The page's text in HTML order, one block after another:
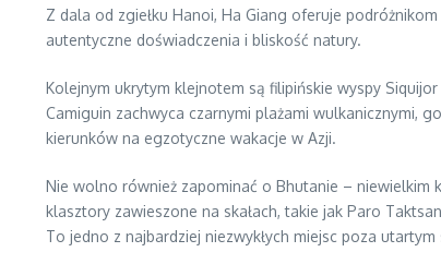
Z dala od zgiełku Hanoi, Ha Giang oferuje
autentyczne doświadczenia i bliskość natury.
Kolejnym ukrytym klejnotem są filipińskie wyspy
Camiguin zachwyca czarnymi plażami wulkanicznymi,
kierunków na egzotyczne wakacje w Azji.
Nie wolno również zapominać o Bhutanie – niewielkim
klasztory zawieszone na skałach, takie jak Paro
To jedno z najbardziej niezwykłych miejsc poza utartym